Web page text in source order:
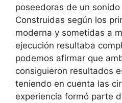
poseedoras de un
Construidas según los
moderna y sometidas a
ejecución resultaba
podemos afirmar que
consiguieron resultados
teniendo en cuenta las
experiencia formó parte